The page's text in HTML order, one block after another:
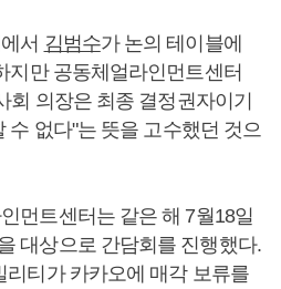
서 김범수가 논의 테이블에
지만 공동체얼라인먼트센터
회 의장은 최종 결정권자이기
수 없다"는 뜻을 고수했던 것으
먼트센터는 같은 해 7월18일
대상으로 간담회를 진행했다.
리티가 카카오에 매각 보류를